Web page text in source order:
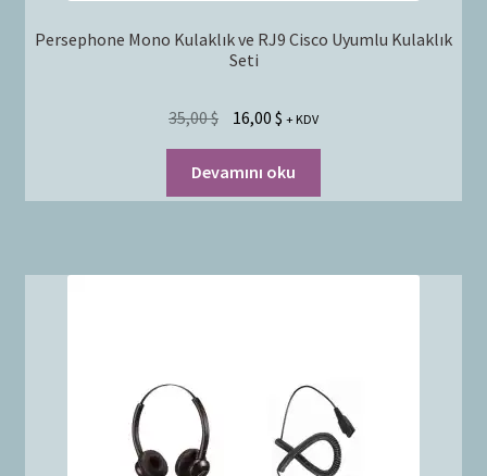
Persephone Mono Kulaklık ve RJ9 Cisco Uyumlu Kulaklık
Seti
35,00$ 16,00 $ + KDV
Devamını oku